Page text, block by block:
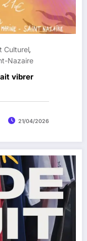
Culturel,
Nazaire
vibrer
21/04/2026